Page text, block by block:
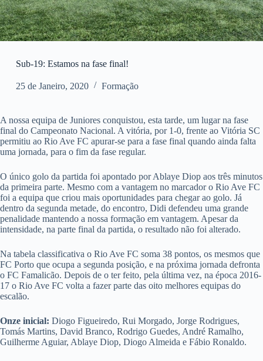
Sub-19: Estamos na fase final!
25 de Janeiro, 2020 Formação
A nossa equipa de Juniores conquistou, esta tarde, um lugar na fase
final do Campeonato Nacional. A vitória, por 1-0, frente ao Vitória SC
permitiu ao Rio Ave FC apurar-se para a fase final quando ainda falta
uma jornada, para o fim da fase regular.
O único golo da partida foi apontado por Ablaye Diop aos três minutos
da primeira parte. Mesmo com a vantagem no marcador o Rio Ave FC
foi a equipa que criou mais oportunidades para chegar ao golo. Já
dentro da segunda metade, do encontro, Didi defendeu uma grande
penalidade mantendo a nossa formação em vantagem. Apesar da
intensidade, na parte final da partida, o resultado não foi alterado.
Na tabela classificativa o Rio Ave FC soma 38 pontos, os mesmos que
FC Porto que ocupa a segunda posição, e na próxima jornada defronta
o FC Famalicão. Depois de o ter feito, pela última vez, na época 2016-
17 o Rio Ave FC volta a fazer parte das oito melhores equipas do
escalão.
Onze inicial: Diogo Figueiredo, Rui Morgado, Jorge Rodrigues,
Tomás Martins, David Branco, Rodrigo Guedes, André Ramalho,
Guilherme Aguiar, Ablaye Diop, Diogo Almeida e Fábio Ronaldo.